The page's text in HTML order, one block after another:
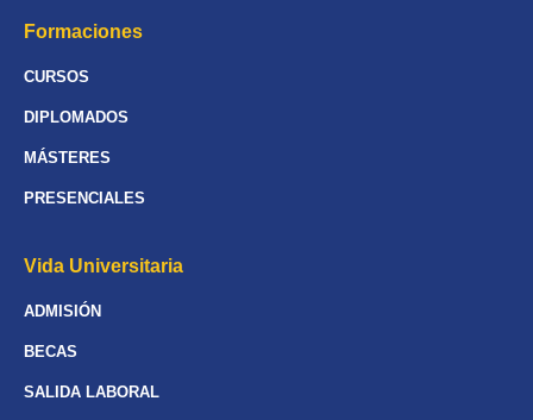
Formaciones
CURSOS
DIPLOMADOS
MÁSTERES
PRESENCIALES
Vida Universitaria
ADMISIÓN
BECAS
SALIDA LABORAL